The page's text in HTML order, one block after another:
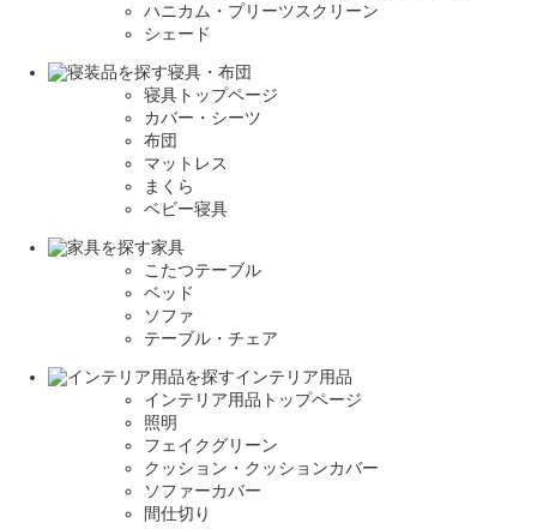
ハニカム・プリーツスクリーン
シェード
寝具・布団
寝具トップページ
カバー・シーツ
布団
マットレス
まくら
ベビー寝具
家具
こたつテーブル
ベッド
ソファ
テーブル・チェア
インテリア用品
インテリア用品トップページ
照明
フェイクグリーン
クッション・クッションカバー
ソファーカバー
間仕切り